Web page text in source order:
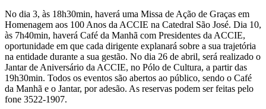
No dia 3, às 18h30min, haverá uma Missa de Ação de Graças em
Homenagem aos 100 Anos da ACCIE na Catedral São José. Dia 10,
às 7h40min, haverá Café da Manhã com Presidentes da ACCIE,
oportunidade em que cada dirigente explanará sobre a sua trajetória
na entidade durante a sua gestão. No dia 26 de abril, será realizado o
Jantar de Aniversário da ACCIE, no Pólo de Cultura, a partir das
19h30min. Todos os eventos são abertos ao público, sendo o Café
da Manhã e o Jantar, por adesão. As reservas podem ser feitas pelo
fone 3522-1907.